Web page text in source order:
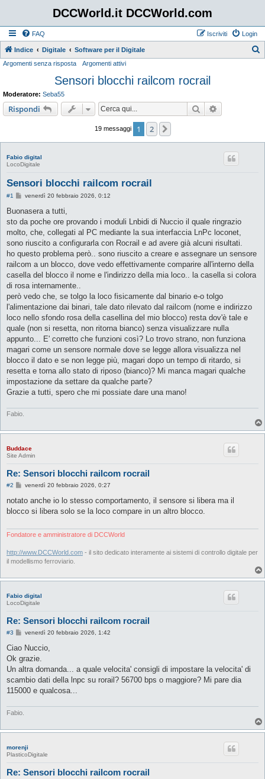
DCCWorld.it DCCWorld.com
FAQ Login
Iscriviti
Indice Digitale Software per il Digitale
Argomenti senza risposta Argomenti attivi
Sensori blocchi railcom rocrail
Moderatore: Seba55
Rispondi Cerca
19 messaggi 1 2
Fabio digital
LocoDigitale
Sensori blocchi railcom rocrail
#1
M
s
a
g
i
o
venerdì 20 febbraio 2026, 0:12
Buonasera a tutti,
sto da poche ore provando i moduli Lnbidi di Nuccio il quale ringrazio
molto, che, collegati al PC mediante la sua interfaccia LnPc loconet,
sono riuscito a configurarla con Rocrail e ad avere già alcuni risultati.
ho questo problema però.. sono riuscito a creare e assegnare un sensore
railcom a un blocco, dove vedo effettivamente comparire all'interno della
casella del blocco il nome e l'indirizzo della mia loco.. la casella si colora
di rosa internamente..
però vedo che, se tolgo la loco fisicamente dal binario e-o tolgo
l'alimentazione dai binari, tale dato rilevato dal railcom (nome e indirizzo
loco nello sfondo rosa della casellina del mio blocco) resta dov'è tale e
quale (non si resetta, non ritorna bianco) senza visualizzare nulla
appunto... E' corretto che funzioni così? Lo trovo strano, non funziona
magari come un sensore normale dove se legge allora visualizza nel
blocco il dato e se non legge più, magari dopo un tempo di ritardo, si
resetta e torna allo stato di riposo (bianco)? Mi manca magari qualche
impostazione da settare da qualche parte?
Grazie a tutti, spero che mi possiate dare una mano!
Fabio.
Buddace
Site Admin
Re: Sensori blocchi railcom rocrail
#2
M
s
a
i
venerdì 20 febbraio 2026, 0:27
notato anche io lo stesso comportamento, il sensore si libera ma il
blocco si libera solo se la loco compare in un altro blocco.
Fondatore e amministratore di DCCWorld
http://www.DCCWorld.com - il sito dedicato interamente ai sistemi di controllo digitale per
il modellismo ferroviario.
Fabio digital
LocoDigitale
Re: Sensori blocchi railcom rocrail
#3
M
s
a
g
i
o
venerdì 20 febbraio 2026, 1:42
Ciao Nuccio,
Ok grazie.
Un altra domanda... a quale velocita' consigli di impostare la velocita' di
scambio dati della lnpc su rorail? 56700 bps o maggiore? Mi pare dia
115000 e qualcosa...
Fabio.
morenji
PlasticoDigitale
Re: Sensori blocchi railcom rocrail